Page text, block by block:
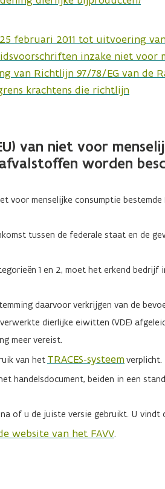
februari 2011 tot uitvoering
inzake niet voor
Richtlijn 97/78/EG van de
krachtens die richtlijn
van niet voor
worden
voor menselijke consumptie
tussen de federale staat en de
1 en 2, moet het erkend
daarvoor verkrijgen van de
dierlijke eiwitten (VDE)
meer vereist.
van het TRACES-systeemverplicht.
handelsdocument, beiden in een
of u de juiste versie gebruikt. U vindt
website van het FAVV.